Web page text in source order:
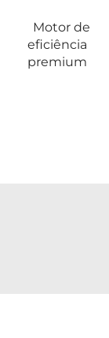
Motor de
eficiência
premium